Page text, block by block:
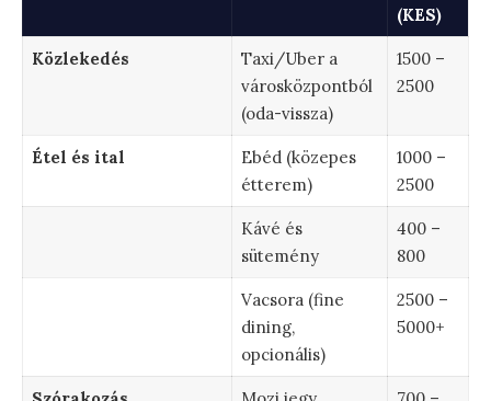
(KES)
Közlekedés
Taxi/Uber a
városközpontból
(oda-vissza)
1500 –
2500
Étel és ital
Ebéd (közepes
étterem)
1000 –
2500
Kávé és
sütemény
400 –
800
Vacsora (fine
dining,
opcionális)
2500 –
5000+